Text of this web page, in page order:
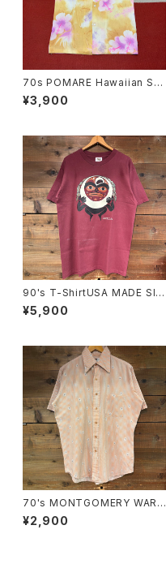
70s POMARE Hawaiian Shi
rt
¥3,900
90's T-ShirtUSA MADE SIZ
E:L
¥5,900
70's MONTGOMERY WARD
S/S Shirt SIZE15.1/2
¥2,900